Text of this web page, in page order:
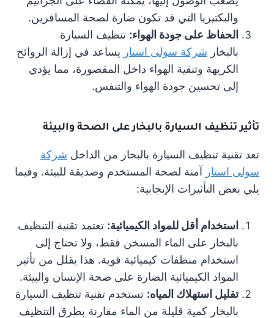
والبكتيريا التي قد تكون ضارة لصحة المسافرين.
الحفاظ على جودة الهواء: تنظيف السيارة
بالبخار شركة سولى استار يساعد في إزالة الروائح
الكريهة وتنقية الهواء داخل المقصورة، مما يؤدي
إلى تحسين جودة الهواء والتنفس.
تأثير تنظيف السيارة بالبخار على الصحة والبيئة
تعد تقنية تنظيف السيارة بالبخار من الداخل شركة
سولى استار آمنة لصحة المستخدم وصديقة للبيئة. وفيما
يلي بعض التأثيرات الإيجابية:
استخدام أقل للمواد الكيميائية: تعتمد تقنية التنظيف
بالبخار على الماء المسخن فقط، ولا تحتاج إلى
استخدام منظفات كيميائية قوية. هذا يقلل من تأثير
المواد الكيميائية الضارة على صحة الإنسان والبيئة.
تقليل استهلاك المياه: تستخدم تقنية تنظيف السيارة
بالبخار كمية قليلة من الماء مقارنة بطرق التنظيف